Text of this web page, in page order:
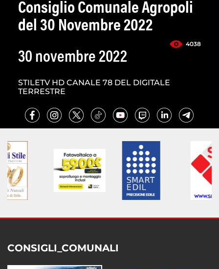
Consiglio Comunale Agropoli
del 30 Novembre 2022
4038
30 novembre 2022
STILETV HD CANALE 78 DEL DIGITALE
TERRESTRE
CONSIGLI_COMUNALI